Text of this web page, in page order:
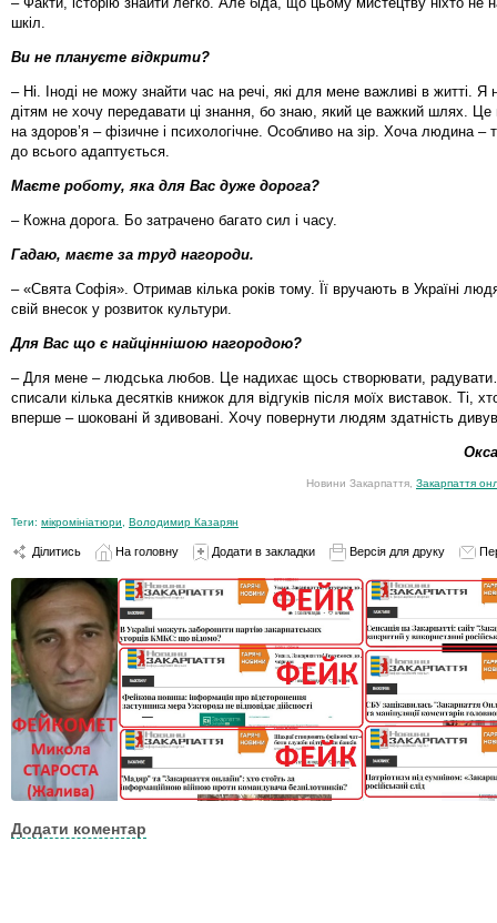
шкіл.
Ви не плануєте відкрити?
– Ні. Іноді не можу знайти час на речі, які для мене важливі в житті. Я
дітям не хочу передавати ці знання, бо знаю, який це важкий шлях. Це
на здоров’я – фізичне і психологічне. Особливо на зір. Хоча людина –
до всього адаптується.
Маєте роботу, яка для Вас дуже дорога?
– Кожна дорога. Бо затрачено багато сил і часу.
Гадаю, маєте за труд нагороди.
– «Свята Софія». Отримав кілька років тому. Її вручають в Україні
свій внесок у розвиток культури.
Для Вас що є найціннішою нагородою?
– Для мене – людська любов. Це надихає щось створювати,
списали кілька десятків книжок для відгуків після моїх виставок. Ті,
вперше – шоковані й здивовані. Хочу повернути людям здатність
Новини Закарпаття, Закарпаття
Теги: мікромініатюри Володимир Казарян
Ділитись На головну Додати в закладки Версія для друку
Додати коментар